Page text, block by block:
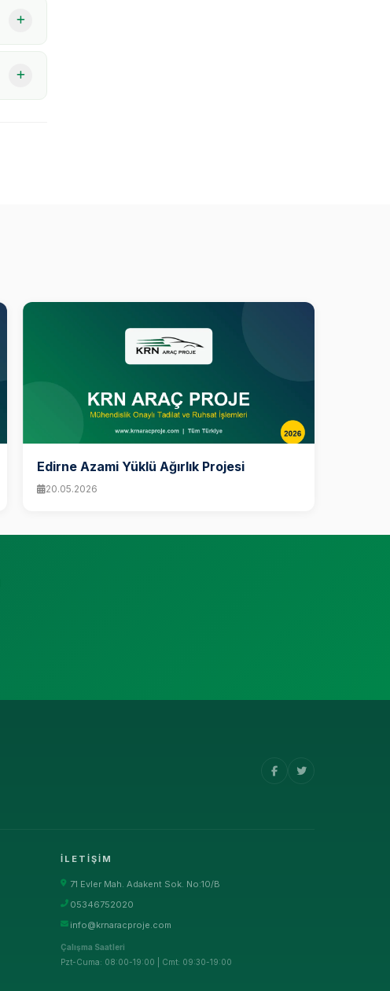
Edirne Azami Yüklü Ağırlık Projesi
20.05.2026
İLETIŞIM
71 Evler Mah. Adakent Sok. No:10/B
05346752020
info@krnaracproje.com
Çalışma Saatleri
Pzt-Cuma: 08:00-19:00 | Cmt: 09:30-19:00